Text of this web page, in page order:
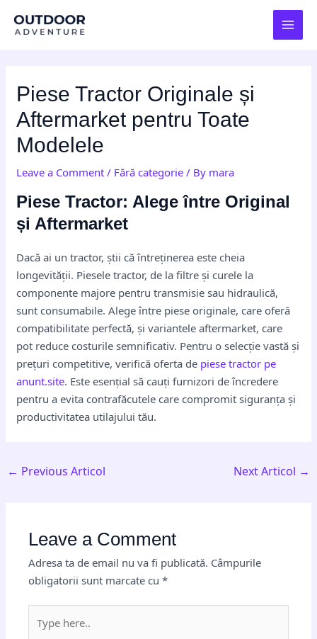
Piese Tractor Originale și
Aftermarket pentru Toate
Modelele
Leave a Comment / Fără categorie / By mara
Piese Tractor: Alege între Original
și Aftermarket
Dacă ai un tractor, știi că întreținerea este cheia
longevității. Piesele tractor, de la filtre și curele la
componente majore pentru transmisie sau hidraulică,
sunt consumabile. Alege între piese originale, care oferă
compatibilitate perfectă, și variantele aftermarket, care
pot reduce costurile semnificativ. Pentru o selecție vastă și
prețuri competitive, verifică oferta de piese tractor pe
anunt.site. Este esențial să cauți furnizori de încredere
pentru a evita contrafăcutele care compromit siguranța și
productivitatea utilajului tău.
navigation
← Previous Articol Next Articol →
Leave a Comment
Adresa ta de email nu va fi publicată. Câmpurile
obligatorii sunt marcate cu*
here..